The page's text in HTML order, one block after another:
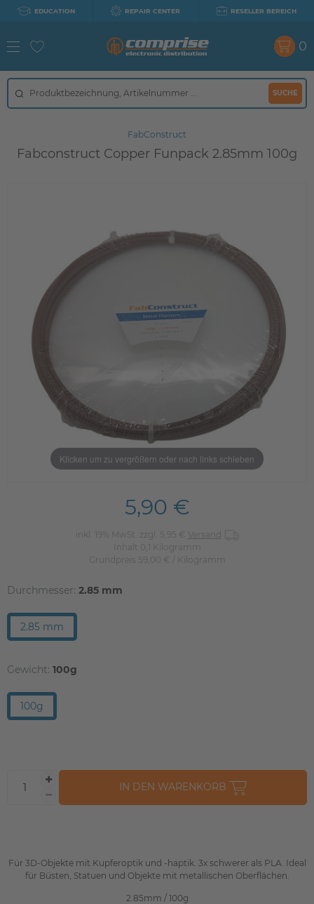
EDUCATION REPAIR CENTER RESELLER BEREICH
SUCHE
0
FabConstruct
Fabconstruct Copper Funpack 2.85mm 100g
Klicken um zu vergrößern oder nach links schieben
Für 3D-Objekte mit Kupferoptik und -haptik. 3x schwerer als PLA. Ideal
für Büsten, Statuen und Objekte mit metallischen Oberflächen.
2.85mm / 100g
5,90 €
inkl. 19% MwSt. zzgl. 5,95 €
Versand
Inhalt
0,1
Kilogramm
59,00 € / Kilogramm
Durchmesser: 2.85 mm
2.85 mm
Gewicht: 100g
100g
IN DEN WARENKORB